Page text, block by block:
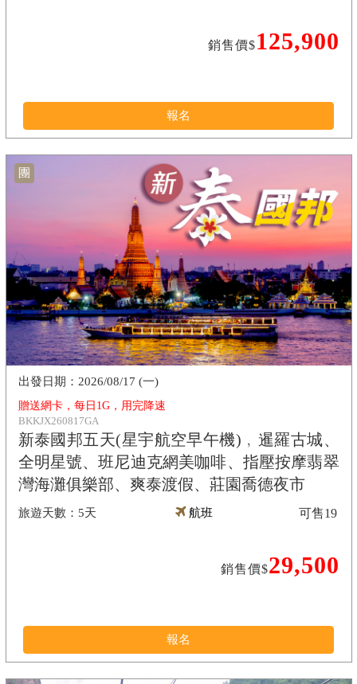
銷售價$125,900
報名
團
贈送網卡，每日1G，用完降速
BKKJX260817GA
新泰國邦五天(星宇航空早午機)﹐暹羅古城、
全明星號、班尼迪克網美咖啡、指壓按摩翡翠
灣海灘俱樂部、爽泰渡假、莊園喬德夜市
5天
2026/08/17 (一)
航班
銷售價$29,500
可售19
報名